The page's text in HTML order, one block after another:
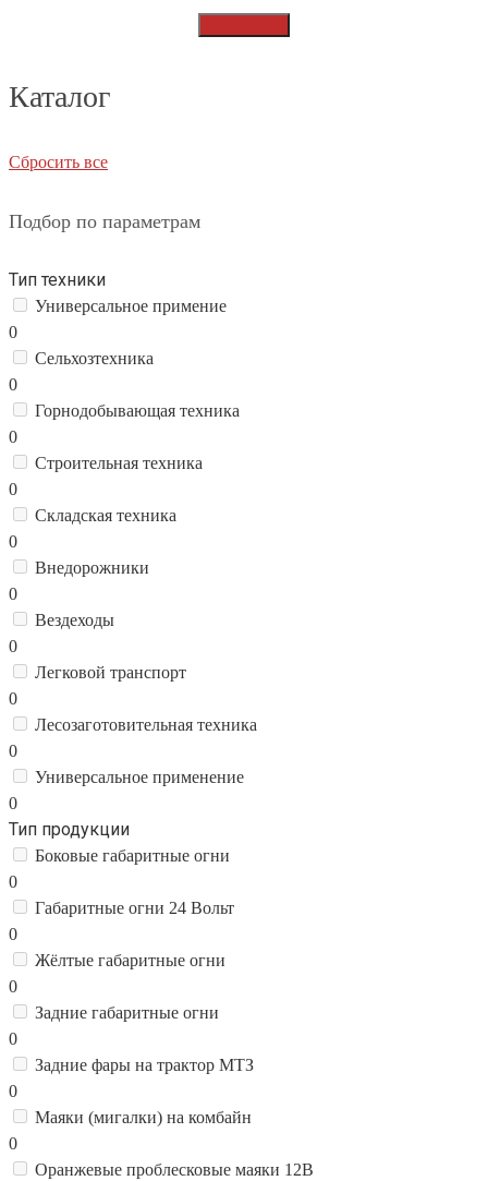
Каталог
Сбросить все
Подбор по параметрам
Тип техники
Универсальное примение
0
Сельхозтехника
0
Горнодобывающая техника
0
Строительная техника
0
Складская техника
0
Внедорожники
0
Вездеходы
0
Легковой транспорт
0
Лесозаготовительная техника
0
Универсальное применение
0
Тип продукции
Боковые габаритные огни
0
Габаритные огни 24 Вольт
0
Жёлтые габаритные огни
0
Задние габаритные огни
0
Задние фары на трактор МТЗ
0
Маяки (мигалки) на комбайн
0
Оранжевые проблесковые маяки 12В